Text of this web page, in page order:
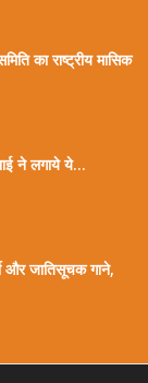
का राष्ट्रीय मासिक
ने लगाये ये...
और जातिसूचक गाने,